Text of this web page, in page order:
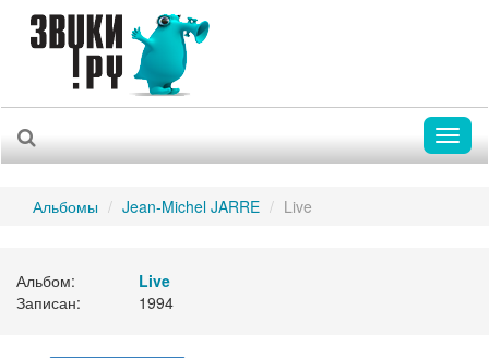
Альбомы Jean-Michel JARRE Live
Альбом:
Live
Записан:
1994